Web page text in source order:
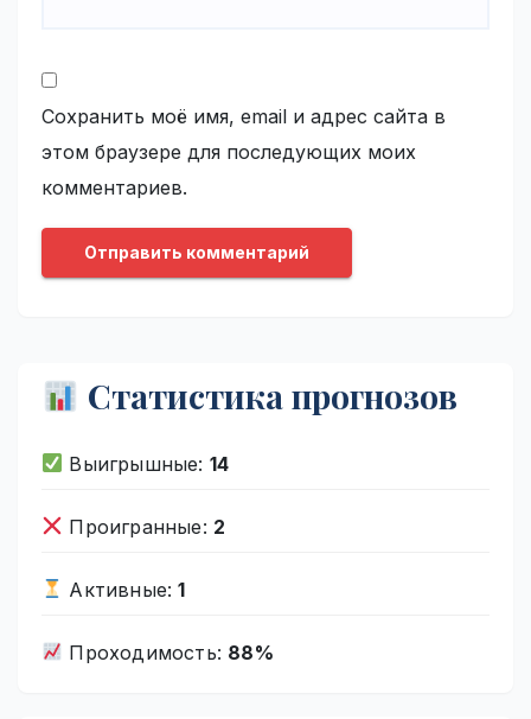
Сохранить моё имя, email и адрес сайта в
этом браузере для последующих моих
комментариев.
Статистика прогнозов
Выигрышные: 14
Проигранные: 2
Активные:1
Проходимость: 88%